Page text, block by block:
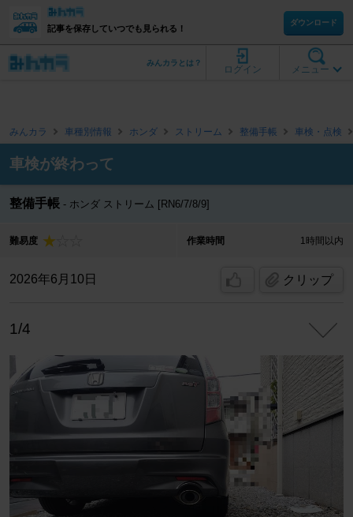
記事を保存していつでも見られる！
ダウンロード
メニュー
ログイン
みんカラとは？
みんカラ 車種別情報 ホンダ ストリーム 整備手帳 車検・点検
車検が終わって
整備手帳 ホンダ ストリーム [RN6/7/8/9]
難易度 作業時間 1時間以内
2026年6月10日 クリップ
1/4